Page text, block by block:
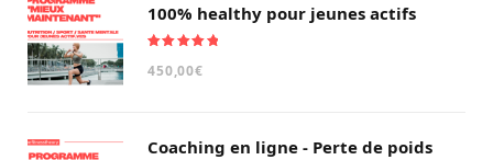
100% healthy pour jeunes actifs
sur 5
450,00€
Coaching en ligne - Perte de poids